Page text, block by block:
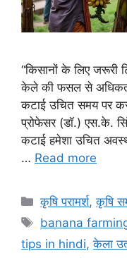
“किसानों के लिए
केले की फसल से
कटाई उचित समय पर
प्रोफेसर (डॉ.) एस.के.
कटाई हमेशा उचित
… Read more
कृषि परामर्श,कृषि
banana
tips in hindi,केला